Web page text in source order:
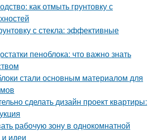
как отмыть грунтовку с
с стекла: эффективные
пеноблока: что важно знать
стали основным материалом для
сделать дизайн проект квартиры:
рабочую зону в однокомнатной
и идеи